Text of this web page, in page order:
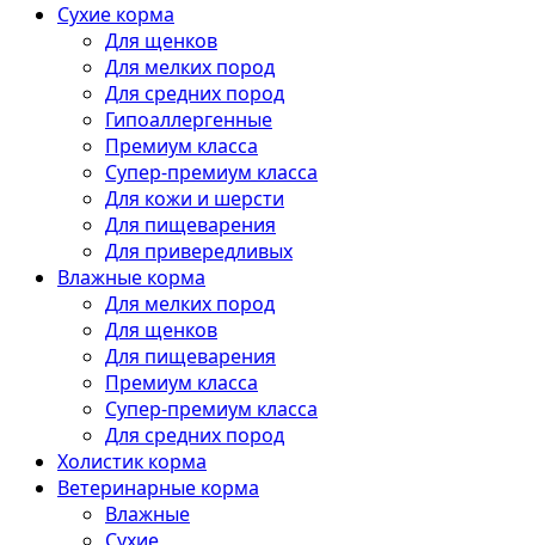
Сухие корма
Для щенков
Для мелких пород
Для средних пород
Гипоаллергенные
Премиум класса
Супер-премиум класса
Для кожи и шерсти
Для пищеварения
Для привередливых
Влажные корма
Для мелких пород
Для щенков
Для пищеварения
Премиум класса
Супер-премиум класса
Для средних пород
Холистик корма
Ветеринарные корма
Влажные